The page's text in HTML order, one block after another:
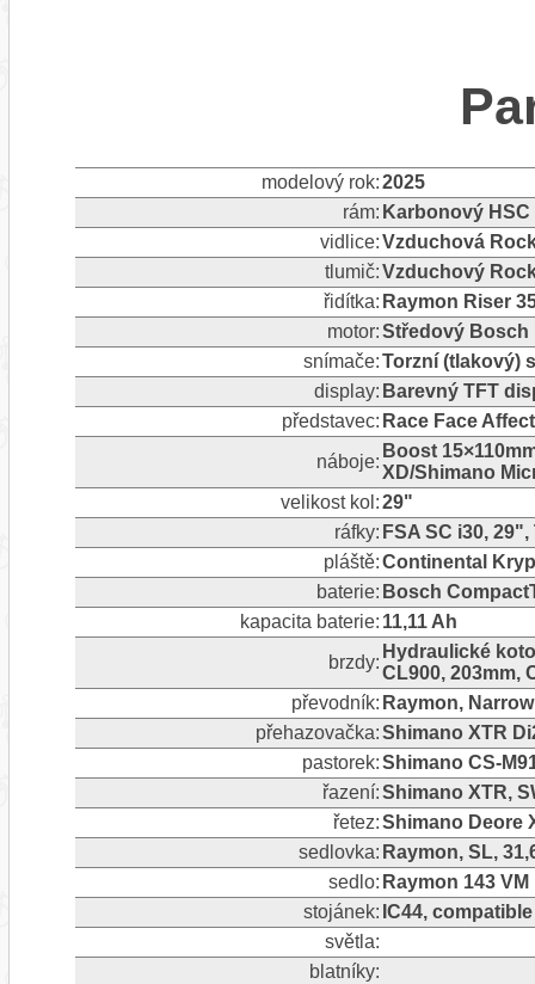
modelový rok:2025
rám: Karbonový
vidlice:Vzduchová
tlumič:Vzduchový
řidítka: Raymon Riser
motor:Středový Bosch
snímače:Torzní (tlakový)
display: Barevný TFT
představec: Race Face
náboje:
Boost
XD/Shimano
velikost kol:29"
ráfky: FSA SC i30,
pláště:Continental
baterie: Bosch
kapacita baterie: 11,11 Ah
brzdy:
Hydraulické
CL900, 203mm,
převodník: Raymon,
přehazovačka:Shimano XTR
pastorek:Shimano CS-
řazení:Shimano XTR,
řetez:Shimano Deore
sedlovka: Raymon, SL,
sedlo: Raymon 143 VM
stojánek: IC44, compatible
světla:
blatníky: